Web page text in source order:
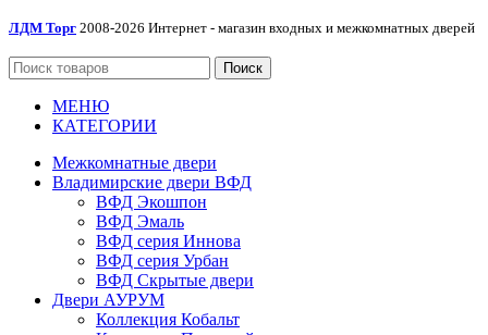
ЛДМ Торг 2008-2026 Интернет - магазин входных и межкомнатных дверей
Поиск
МЕНЮ
КАТЕГОРИИ
Межкомнатные двери
Владимирские двери ВФД
ВФД Экошпон
ВФД Эмаль
ВФД серия Иннова
ВФД серия Урбан
ВФД Скрытые двери
Двери АУРУМ
Коллекция Кобальт